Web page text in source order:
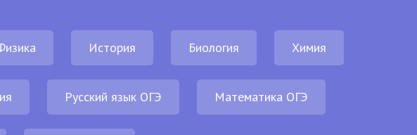
История Биология Химия
Русский язык ОГЭ Математика ОГЭ